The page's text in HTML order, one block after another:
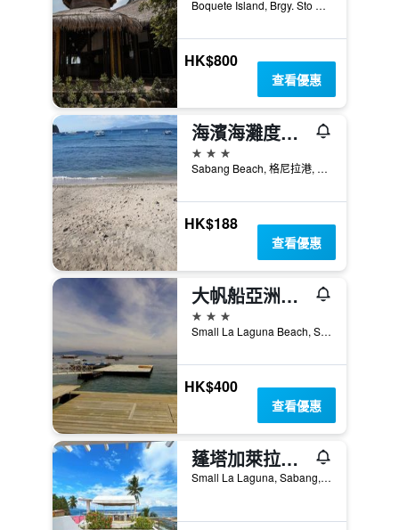
Boquete Island, Brgy. Sto Niño, 格尼拉港, 菲律賓
HK$800
查看優惠
海濱海灘度假酒店
3星級
Sabang Beach, 格尼拉港, 菲律賓
HK$188
查看優惠
大帆船亞洲潛水海灘渡假村 - 加利拉港
3星級
Small La Laguna Beach, Sabang, 格尼拉港, 菲律賓
HK$400
查看優惠
蓬塔加萊拉海灘潛水度假村
Small La Laguna, Sabang, 格尼拉港, 菲律賓